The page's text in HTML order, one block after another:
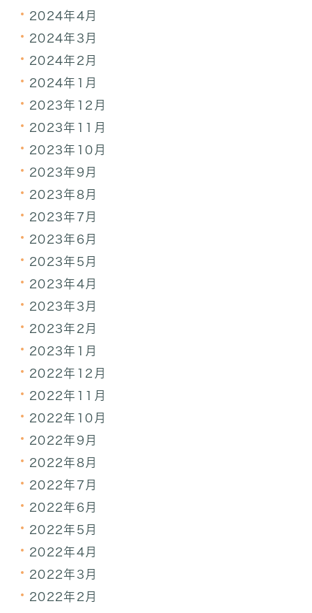
2024年4月
2024年3月
2024年2月
2024年1月
2023年12月
2023年11月
2023年10月
2023年9月
2023年8月
2023年7月
2023年6月
2023年5月
2023年4月
2023年3月
2023年2月
2023年1月
2022年12月
2022年11月
2022年10月
2022年9月
2022年8月
2022年7月
2022年6月
2022年5月
2022年4月
2022年3月
2022年2月